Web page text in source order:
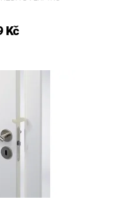
Kč